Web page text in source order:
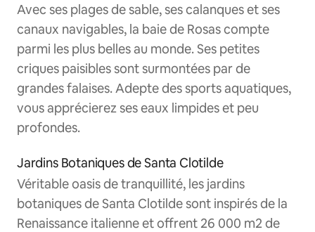
Avec ses plages de sable, ses calanques et ses
canaux navigables, la baie de Rosas compte
parmi les plus belles au monde. Ses petites
criques paisibles sont surmontées par de
grandes falaises. Adepte des sports aquatiques,
vous apprécierez ses eaux limpides et peu
profondes.
Jardins Botaniques de Santa Clotilde
Véritable oasis de tranquillité, les jardins
botaniques de Santa Clotilde sont inspirés de la
Renaissance italienne et offrent 26 000 m2 de